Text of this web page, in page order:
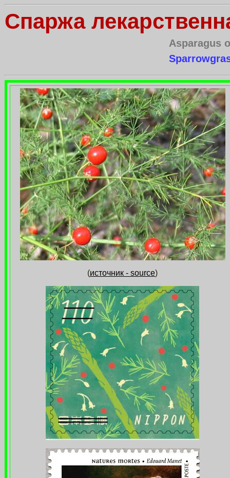
Спаржа
Asparagus
(источник - source)